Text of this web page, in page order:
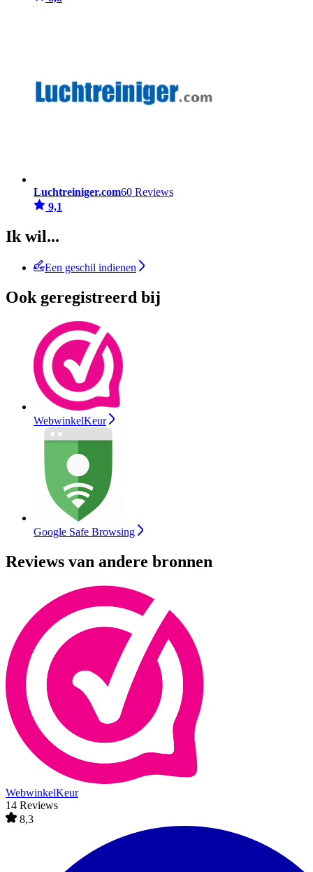
Luchtreiniger.com60 Reviews
9,1
Ik wil...
Een geschil indienen
Ook geregistreerd bij
WebwinkelKeur
Google Safe Browsing
Reviews van andere bronnen
WebwinkelKeur
14 Reviews
8,3